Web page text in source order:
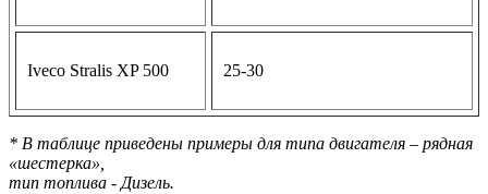
Iveco Stralis XP 500 25-30
* В таблице приведены примеры для типа двигателя – рядная
«шестерка»,
тип топлива - Дизель.